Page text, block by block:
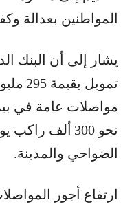
المواطنين بعدالة
تمويل
مواصلات عامة في
نحو 300 ألف
الضواحي والمدينة.
ارتفاع أجور